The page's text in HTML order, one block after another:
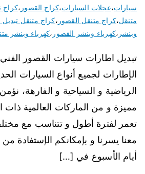
سيارات،عجلات السيارات،كراج القصور ،كراج
متنقل،كراج متنقل القصور ،كراج متنقل تبديل
وبنشر ،كهرباء وبنشر القصور ،كهرباء وبنشر
تبديل اطارات سيارات القصور
الإطارات لجميع أنواع السيارات
الرياضية و السياحية و الفارهة،
مميزة و من الماركات العالمية ذات
تعمر لفترة أطول و تتناسب مع
معنا يسرنا و بإمكانكم الإستفادة
أيام الأسبوع في […]